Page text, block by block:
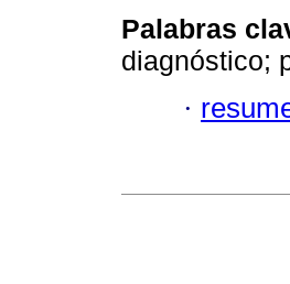
Palabras
diagnóstico;
·